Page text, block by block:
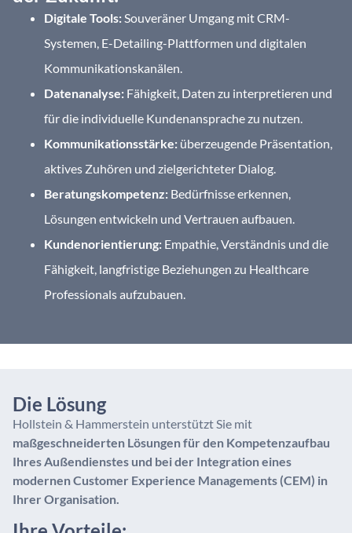
Digitale Tools:Souveräner Umgang mit CRM-
Systemen, E-Detailing-Plattformen und digitalen
Kommunikationskanälen.
Datenanalyse: Fähigkeit, Daten zu interpretieren und
für die individuelle Kundenansprache zu nutzen.
Kommunikationsstärke: überzeugende Präsentation,
aktives Zuhören und zielgerichteter Dialog.
Beratungskompetenz: Bedürfnisse erkennen,
Lösungen entwickeln und Vertrauen aufbauen.
Kundenorientierung: Empathie, Verständnis und die
Fähigkeit, langfristige Beziehungen zu Healthcare
Professionalsaufzubauen.
Die Lösung
Hollstein & Hammerstein unterstützt Sie mit
maßgeschneiderten Lösungen für den Kompetenzaufbau
Ihres Außendienstes und bei der Integration eines
modernen Customer Experience Managements (CEM) in
Ihrer Organisation.